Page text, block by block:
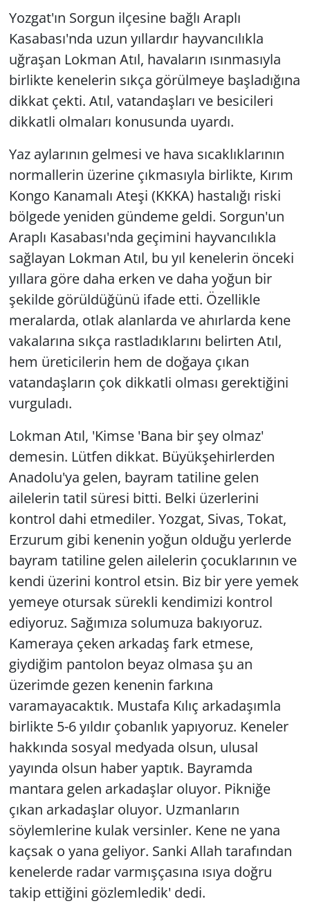
Yozgat'ın Sorgun ilçesine bağlı Araplı
Kasabası'nda uzun yıllardır hayvancılıkla
uğraşan Lokman Atıl, havaların ısınmasıyla
birlikte kenelerin sıkça görülmeye başladığına
dikkat çekti. Atıl, vatandaşları ve besicileri
dikkatli olmaları konusunda uyardı.
Yaz aylarının gelmesi ve hava sıcaklıklarının
normallerin üzerine çıkmasıyla birlikte, Kırım
Kongo Kanamalı Ateşi (KKKA) hastalığı riski
bölgede yeniden gündeme geldi. Sorgun'un
Araplı Kasabası'nda geçimini hayvancılıkla
sağlayan Lokman Atıl, bu yıl kenelerin önceki
yıllara göre daha erken ve daha yoğun bir
şekilde görüldüğünü ifade etti. Özellikle
meralarda, otlak alanlarda ve ahırlarda kene
vakalarına sıkça rastladıklarını belirten Atıl,
hem üreticilerin hem de doğaya çıkan
vatandaşların çok dikkatli olması gerektiğini
vurguladı.
Lokman Atıl, 'Kimse 'Bana bir şey olmaz'
demesin. Lütfen dikkat. Büyükşehirlerden
Anadolu'ya gelen, bayram tatiline gelen
ailelerin tatil süresi bitti. Belki üzerlerini
kontrol dahi etmediler. Yozgat, Sivas, Tokat,
Erzurum gibi kenenin yoğun olduğu yerlerde
bayram tatiline gelen ailelerin çocuklarının ve
kendi üzerini kontrol etsin. Biz bir yere yemek
yemeye otursak sürekli kendimizi kontrol
ediyoruz. Sağımıza solumuza bakıyoruz.
Kameraya çeken arkadaş fark etmese,
giydiğim pantolon beyaz olmasa şu an
üzerimde gezen kenenin farkına
varamayacaktık. Mustafa Kılıç arkadaşımla
birlikte 5-6 yıldır çobanlık yapıyoruz. Keneler
hakkında sosyal medyada olsun, ulusal
yayında olsun haber yaptık. Bayramda
mantara gelen arkadaşlar oluyor. Pikniğe
çıkan arkadaşlar oluyor. Uzmanların
söylemlerine kulak versinler. Kene ne yana
kaçsak o yana geliyor. Sanki Allah tarafından
kenelerde radar varmışçasına ısıya doğru
takip ettiğini gözlemledik' dedi.